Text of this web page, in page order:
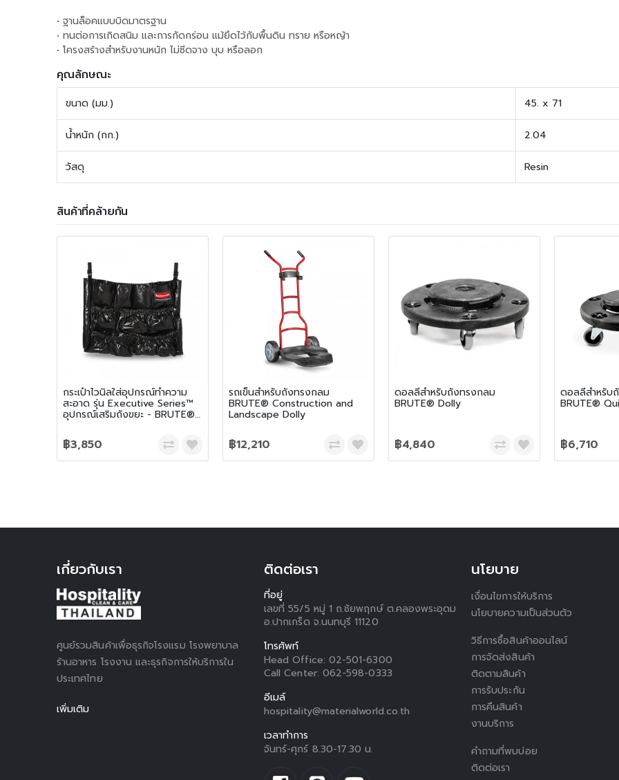
• ฐานล็อคแบบบิดมาตรฐาน
• ทนต่อการเกิดสนิม และการกัดกร่อน แม้ยึดไว้กับพื้นดิน ทราย หรือหญ้า
• โครงสร้างสำหรับงานหนัก ไม่ซีดจาง บุบ หรือลอก
คุณลักษณะ
ขนาด (มม.) 45. x 71
น้ำหนัก (กก.) 2.04
วัสดุ Resin
สินค้าที่คล้ายกัน
กระเป๋าไวนิลใส่อุปกรณ์ทำความ
สะอาด รุ่น Executive Series™
อุปกรณ์เสริมถังขยะ - BRUTE®
฿3,850
รถเข็นสำหรับถังทรงกลม
BRUTE® Construction and
Landscape Dolly
฿12,210
ดอลลี่สำหรับถังทรงกลม
BRUTE® Dolly
฿4,840
ดอลลี่สำหรับ
BRUTE®
฿6,710
เกี่ยวกับเรา
ศูนย์รวมสินค้าเพื่อธุรกิจโรงแรม โรงพยาบาล
ร้านอาหาร โรงงาน และธุรกิจการให้บริการใน
ประเทศไทย
เพิ่มเติม
ติดต่อเรา
ที่อยู่
เลขที่ 55/5 หมู่ 1 ถ.ชัยพฤกษ์ ต.คลองพระอุดม
อ.ปากเกร็ด จ.นนทบุรี 11120
โทรศัพท์
Head Office: 02-501-6300
Call Center: 062-598-0333
อีเมล์
hospitality@materialworld.co.th
เวลาทำการ
จันทร์-ศุกร์ 8.30-17.30 น.
นโยบาย
เงื่อนไขการให้บริการ
นโยบายความเป็นส่วนตัว
วิธีการซื้อสินค้าออนไลน์
การจัดส่งสินค้า
ติดตามสินค้า
การรับประกัน
การคืนสินค้า
งานบริการ
คำถามที่พบบ่อย
ติดต่อเรา